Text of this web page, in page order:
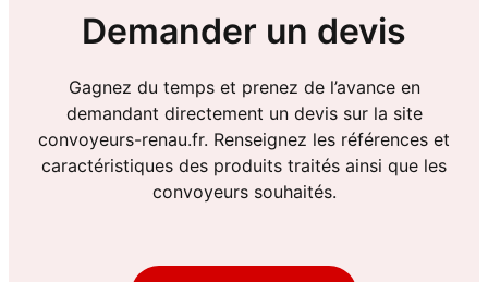
Demander un devis
Gagnez du temps et prenez de l’avance en
demandant directement un devis sur la site
convoyeurs-renau.fr. Renseignez les références et
caractéristiques des produits traités ainsi que les
convoyeurs souhaités.